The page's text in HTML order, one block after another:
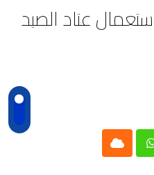
عتاد الصيد
Whatsapp
Cloud